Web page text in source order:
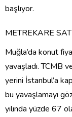
başlıyor.
METREKARE
Muğla’da konut
yavaşladı. TCMB
yerini İstanbul’a
bu yavaşlamayı
yılında yüzde 67